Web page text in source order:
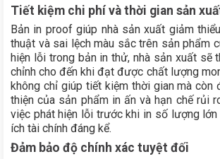
Tiết kiệm chi phí và thời gian sản
Bản in proof giúp nhà sản xuất giảm
thuật và sai lệch màu sắc trên sản phẩm
hiện lỗi trong bản in thử, nhà sản xuất sẽ
chỉnh cho đến khi đạt được chất lượng
không chỉ giúp tiết kiệm thời gian mà còn
thiện của sản phẩm in ấn và hạn chế rủi
việc phát hiện lỗi trước khi in số lượng
ích tài chính đáng kể.
Đảm bảo độ chính xác tuyệt đối